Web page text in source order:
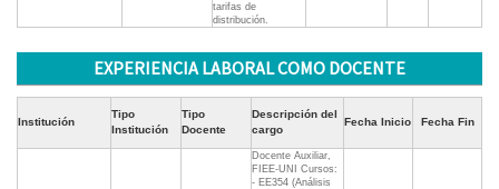
tarifas de
distribución.
EXPERIENCIA LABORAL COMO DOCENTE
Institución
Tipo
Institución
Tipo
Docente
Descripción del
cargo
Fecha Inicio Fecha Fin
Docente Auxiliar,
FIEE-UNI Cursos:
- EE354 (Análisis